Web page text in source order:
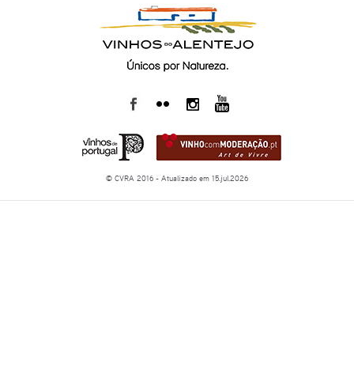
© CVRA 2016 - Atualizado em 15.jul.2026